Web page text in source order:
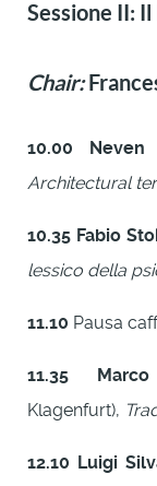
Sessione II:
Chair:
10.00 Neven
Architectural
10.35 Fabio
lessico della
11.10 Pausa
11.35
Klagenfurt),
12.10 Luigi